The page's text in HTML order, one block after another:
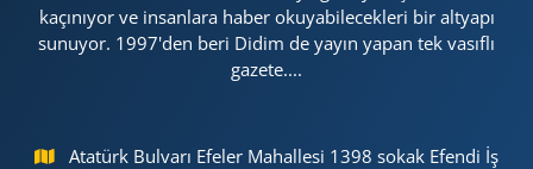
kaçınıyor ve insanlara haber okuyabilecekleri bir altyapı
sunuyor. 1997'den beri Didim de yayın yapan tek vasıflı
gazete....
Atatürk Bulvarı Efeler Mahallesi 1398 sokak Efendi İş